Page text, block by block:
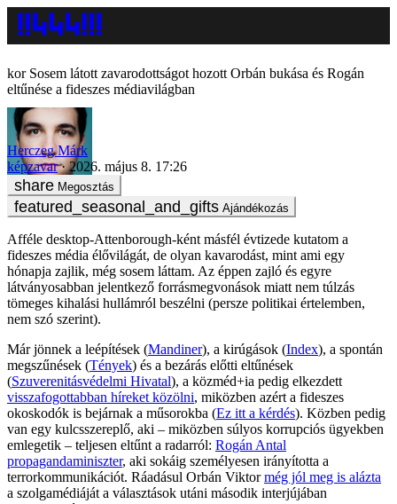
Sosem látott zavarodottságot hozott Orbán bukása és Rogán
eltűnése a fideszes médiavilágban
Herczeg Márk
képzavar
2026. május 8. 17:26
Megosztás
Ajándékozás
Afféle desktop-Attenborough-ként másfél évtizede kutatom a
fideszes média élővilágát, de olyan kavarodást, mint ami egy
hónapja zajlik, még sosem láttam. Az éppen zajló és egyre
látványosabban jelentkező forrásmegvonások miatt nem túlzás
tömeges kihalási hullámról beszélni (persze politikai értelemben,
nem szó szerint).
Már jönnek a leépítések (Mandiner), a kirúgások (Index), a spontán
megszűnések (Tények) és a bezárás előtti eltűnések
(Szuverenitásvédelmi Hivatal), a közméd+ia pedig elkezdett
visszafogottabban híreket közölni, miközben azért a fideszes
okoskodók is bejárnak a műsorokba (Ez itt a kérdés). Közben pedig
van egy kulcsszereplő, aki – miközben súlyos korrupciós ügyekben
emlegetik – teljesen eltűnt a radarról: Rogán Antal
propagandaminiszter, aki sokáig személyesen irányította a
terrorkommunikációt. Ráadásul Orbán Viktormég jól meg is alázta
a szolgamédiáját a választások utáni második interjújában